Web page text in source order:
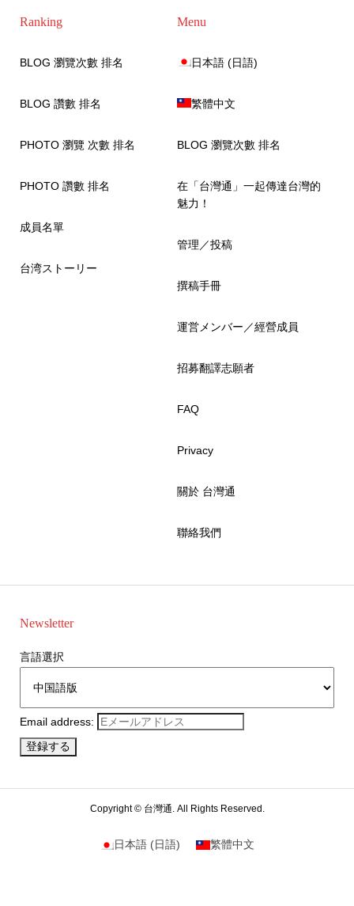
Ranking
BLOG 瀏覽次數 排名
BLOG 讚數 排名
PHOTO 瀏覽 次數 排名
PHOTO 讚數 排名
成員名單
台湾ストーリー
Menu
日本語 (日語)
繁體中文
BLOG 瀏覽次數 排名
在「台灣通」一起傳達台灣的
魅力！
管理／投稿
撰稿手冊
運営メンバー／經營成員
招募翻譯志願者
FAQ
Privacy
關於 台灣通
聯絡我們
Newsletter
言語選択
Email address:
Copyright ©台灣通. All Rights Reserved.
日本語 (日語) 繁體中文